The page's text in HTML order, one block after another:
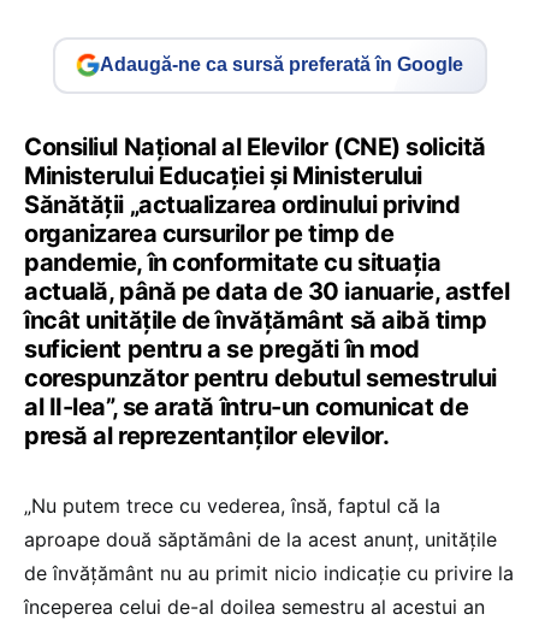
Adaugă-ne ca sursă preferată în Google
Consiliul Național al Elevilor (CNE) solicită
Ministerului Educației și Ministerului
Sănătății „actualizarea ordinului privind
organizarea cursurilor pe timp de
pandemie, în conformitate cu situația
actuală, până pe data de 30 ianuarie, astfel
încât unitățile de învățământ să aibă timp
suficient pentru a se pregăti în mod
corespunzător pentru debutul semestrului
al II-lea”, se arată întru-un comunicat de
presă al reprezentanților elevilor.
„Nu putem trece cu vederea, însă, faptul că la
aproape două săptămâni de la acest anunț, unitățile
de învățământ nu au primit nicio indicație cu privire la
începerea celui de-al doilea semestru al acestui an